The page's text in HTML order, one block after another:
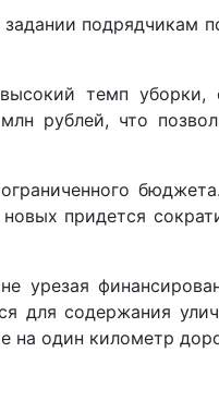
темп
рублей, что
придется
урезая
для содержания
на один километр